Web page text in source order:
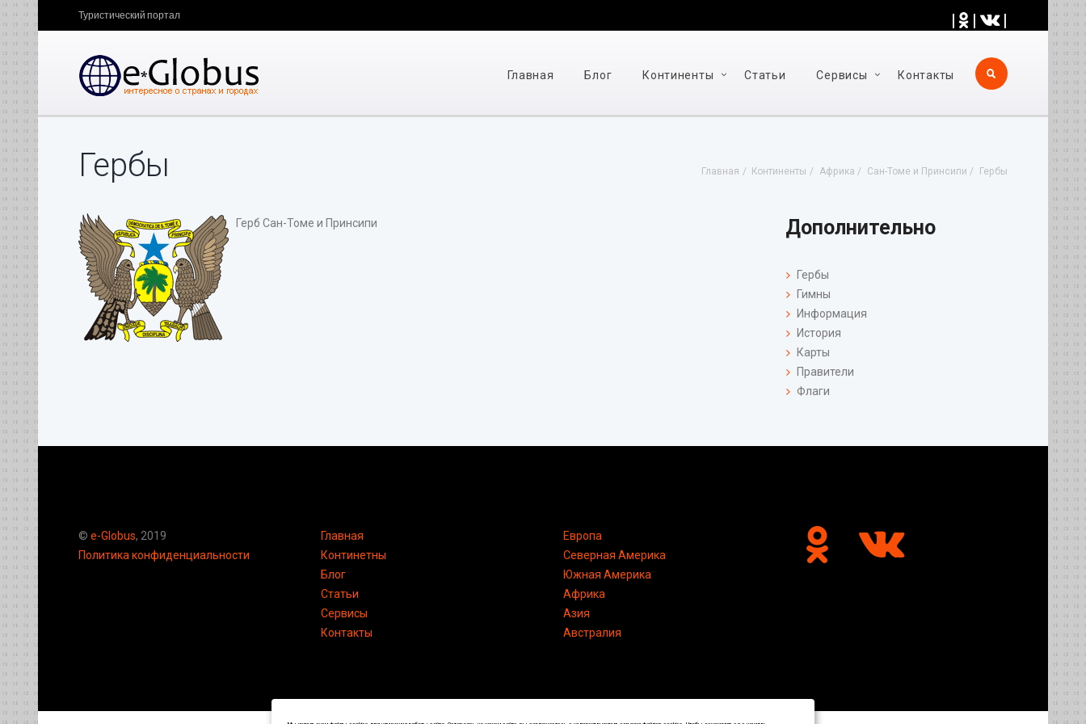
| | |
Туристический портал
Главная Блог Континенты Статьи Cервисы Контакты
Главная Континенты Африка Сан-Томе и Принсипи Гербы
Гербы
Герб Сан-Томе и Принсипи Дополнительно
Гербы
Гимны
Информация
История
Карты
Правители
Флаги
© e-Globus, 2019
Политика конфиденциальности
Главная
Континетны
Блог
Статьи
Сервисы
Контакты
Европа
Северная Америка
Южная Америка
Африка
Азия
Австралия